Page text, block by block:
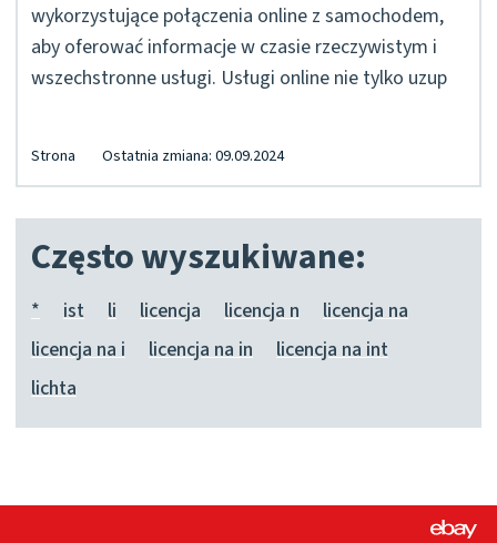
wykorzystujące połączenia online z samochodem,
aby oferować informacje w czasie rzeczywistym i
wszechstronne usługi. Usługi online nie tylko uzup
Strona Ostatnia zmiana: 09.09.2024
Często wyszukiwane:
* ist li licencja licencja n
licencja na
licencja na i
licencja na in
licencja na int
lichta